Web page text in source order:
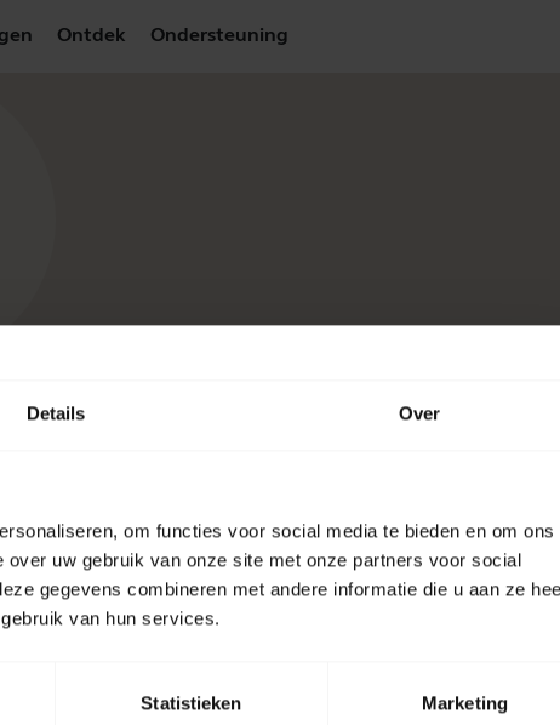
Details Over
om functies voor social media te bieden en om ons
uw gebruik van onze site met onze partners voor social
gegevens combineren met andere informatie die u aan ze
van hun services.
Statistieken Marketing
Ontdek Ondersteuning
aan de slag te gaan
Partner Locator
Contact
Neem contact